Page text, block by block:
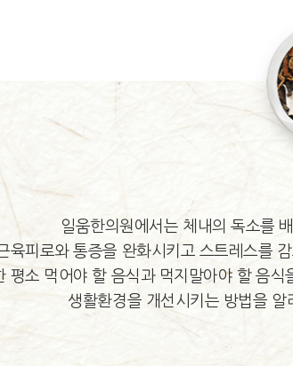
일움한의원에서는 체내의 독소를
육피로와 통증을 완화시키고 스트레스를
평소 먹어야 할 음식과 먹지말아야 할 음
생활환경을 개선시키는 방법을